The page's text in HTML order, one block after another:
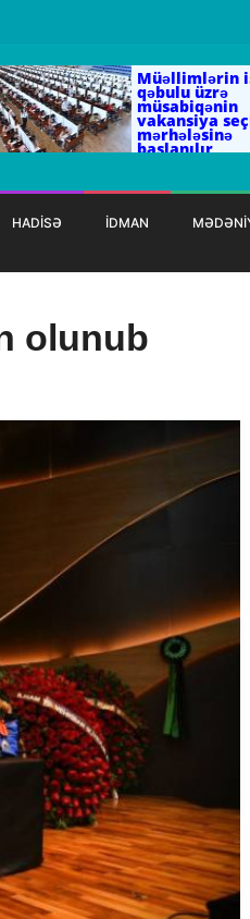
Müəllimlərin
qəbulu üzrə
müsabiqənin
vakansiya
mərhələsinə
başlanılır
HADİSƏ İDMAN
olunub